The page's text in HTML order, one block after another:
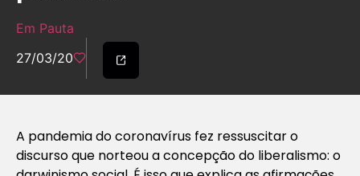
Em Pauta
27/03/20
A pandemia do coronavírus fez ressuscitar o
discurso que norteou a concepção do liberalismo: o